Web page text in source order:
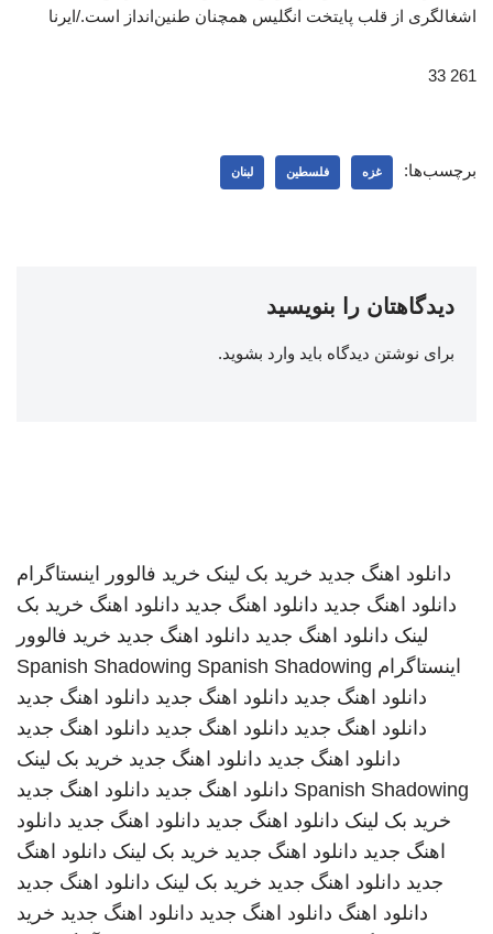
اشغالگری از قلب پایتخت انگلیس همچنان طنین‌انداز است./ایرنا
261 33
برچسب‌ها: غزه فلسطین لبنان
دیدگاهتان را بنویسید
برای نوشتن دیدگاه باید وارد بشوید.
دانلود اهنگ جدید خرید بک لینک خرید فالوور اینستاگرام
دانلود اهنگ جدید دانلود اهنگ جدید دانلود اهنگ خرید بک
لینک دانلود اهنگ جدید دانلود اهنگ جدید خرید فالوور
اینستاگرام
Spanish Shadowing Spanish Shadowing
دانلود اهنگ جدید دانلود اهنگ جدید دانلود اهنگ جدید
دانلود اهنگ جدید دانلود اهنگ جدید دانلود اهنگ جدید
دانلود اهنگ جدید دانلود اهنگ جدید خرید بک لینک
Spanish Shadowing دانلود اهنگ جدید دانلود اهنگ جدید
خرید بک لینک دانلود اهنگ جدید دانلود اهنگ جدید دانلود
اهنگ جدید دانلود اهنگ جدید خرید بک لینک دانلود اهنگ
جدید دانلود اهنگ جدید خرید بک لینک دانلود اهنگ جدید
دانلود اهنگ دانلود اهنگ جدید دانلود اهنگ جدید خرید